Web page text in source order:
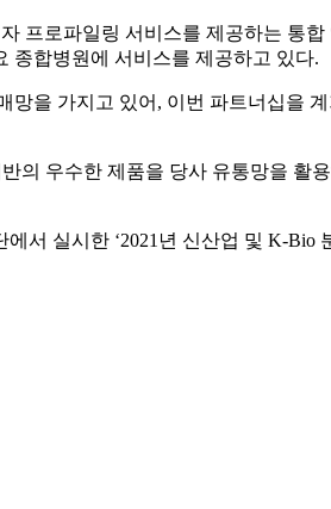
프로파일링 서비스를 제공하는 통
종합병원에 서비스를 제공하고 있다.
을 가지고 있어, 이번 파트너십을
의 우수한 제품을 당사 유통망을
서 실시한 ‘2021년 신산업 및 K-Bio